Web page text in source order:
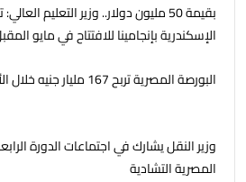
بقيمة 50 مليون دولار.. وزير التعليم
الإسكندرية بإنجامينا للافتتاح في مايو
البورصة المصرية تربح 167 مليار جنيه خلال الأسبوع الماضى
وزير النقل يشارك في اجتماعات الدورة
المصرية التشادية